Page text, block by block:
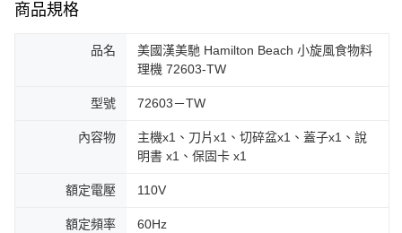
商品規格
品名
美國漢美馳 Hamilton Beach 小旋風食物料
理機 72603-TW
型號 72603－TW
內容物
主機x1、刀片x1、切碎盆x1、蓋子x1、說
明書 x1、保固卡 x1
額定電壓 110V
額定頻率 60Hz